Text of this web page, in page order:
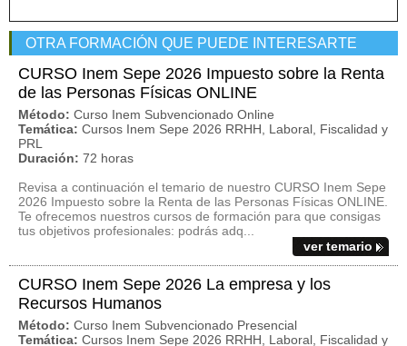
OTRA FORMACIÓN QUE PUEDE INTERESARTE
CURSO Inem Sepe 2026 Impuesto sobre la Renta
de las Personas Físicas ONLINE
Método: Curso Inem Subvencionado Online
Temática: Cursos Inem Sepe 2026 RRHH, Laboral, Fiscalidad y
PRL
Duración: 72 horas
Revisa a continuación el temario de nuestro CURSO Inem Sepe
2026 Impuesto sobre la Renta de las Personas Físicas ONLINE.
Te ofrecemos nuestros cursos de formación para que consigas
tus objetivos profesionales: podrás adq...
ver temario
CURSO Inem Sepe 2026 La empresa y los
Recursos Humanos
Método: Curso Inem Subvencionado Presencial
Temática: Cursos Inem Sepe 2026 RRHH, Laboral, Fiscalidad y